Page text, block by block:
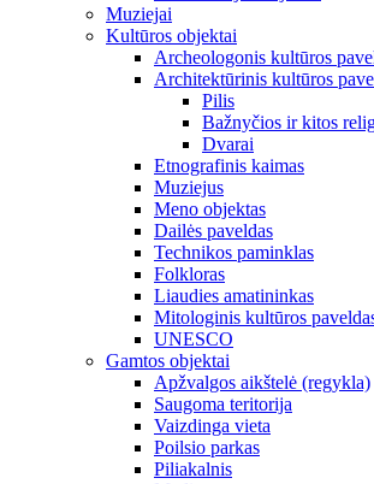
Muziejai
Kultūros objektai
Archeologonis kultūros
Architektūrinis kultūros
Pilis
Bažnyčios ir kitos
Dvarai
Etnografinis kaimas
Muziejus
Meno objektas
Dailės paveldas
Technikos paminklas
Folkloras
Liaudies amatininkas
Mitologinis kultūros
UNESCO
Gamtos objektai
Apžvalgos aikštelė (regykla)
Saugoma teritorija
Vaizdinga vieta
Poilsio parkas
Piliakalnis